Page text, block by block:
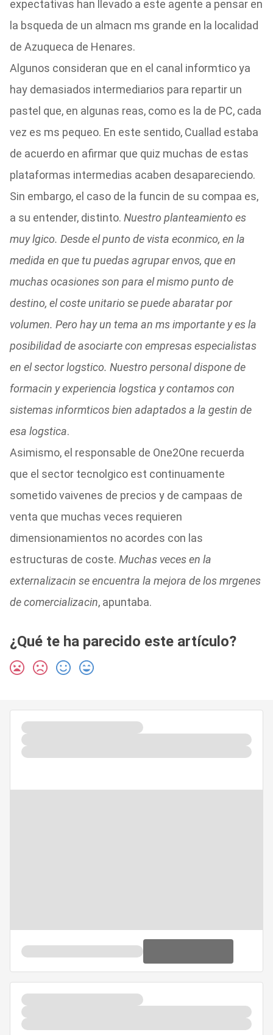
expectativas han llevado a este agente a pensar en
la bsqueda de un almacn ms grande en la localidad
de Azuqueca de Henares.
Algunos consideran que en el canal informtico ya
hay demasiados intermediarios para repartir un
pastel que, en algunas reas, como es la de PC, cada
vez es ms pequeo. En este sentido, Cuallad estaba
de acuerdo en afirmar que quiz muchas de estas
plataformas intermedias acaben desapareciendo.
Sin embargo, el caso de la funcin de su compaa es,
a su entender, distinto. Nuestro planteamiento es
muy lgico. Desde el punto de vista econmico, en la
medida en que tu puedas agrupar envos, que en
muchas ocasiones son para el mismo punto de
destino, el coste unitario se puede abaratar por
volumen. Pero hay un tema an ms importante y es la
posibilidad de asociarte con empresas especialistas
en el sector logstico. Nuestro personal dispone de
formacin y experiencia logstica y contamos con
sistemas informticos bien adaptados a la gestin de
esa logstica.
Asimismo, el responsable de One2One recuerda
que el sector tecnolgico est continuamente
sometido vaivenes de precios y de campaas de
venta que muchas veces requieren
dimensionamientos no acordes con las
estructuras de coste. Muchas veces en la
externalizacin se encuentra la mejora de los mrgenes
de comercializacin, apuntaba.
¿Qué te ha parecido este artículo?